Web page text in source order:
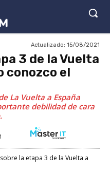
Actualizado: 15/08/2021
3 de la Vuelta
conozco el
La Vuelta a España
debilidad de cara
la etapa 3 de la Vuelta a